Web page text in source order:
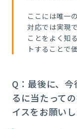
ここには唯一
対応では実現
ことをよく知
トすることで
Q：最後に、
るに当たって
イスをお願いし